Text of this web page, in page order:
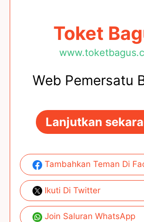
Toket
Web Pemersatu
Lanjutkan
Tambahkan Teman Di
Ikuti Di Twitter
Join Saluran WhatsApp